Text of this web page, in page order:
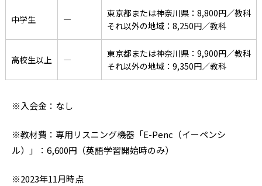
中学生 ―
東京都または神奈川県：8,800円／教科
それ以外の地域：8,250円／教科
高校生以上 ―
東京都または神奈川県：9,900円／教科
それ以外の地域：9,350円／教科
※入会金：なし
※教材費：専用リスニング機器「E-Penc（イーペンシ
ル）」：6,600円（英語学習開始時のみ）
※2023年11月時点